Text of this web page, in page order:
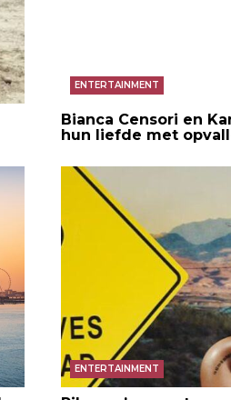
ENTERTAINMENT
Bianca Censori en
hun liefde met
ENTERTAINMENT